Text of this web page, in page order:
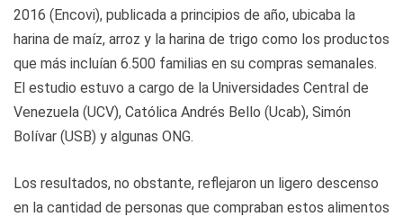
2016 (Encovi), publicada a principios de año, ubicaba la
harina de maíz, arroz y la harina de trigo como los productos
que más incluían 6.500 familias en su compras semanales.
El estudio estuvo a cargo de la Universidades Central de
Venezuela (UCV), Católica Andrés Bello (Ucab), Simón
Bolívar (USB) y algunas ONG.
Los resultados, no obstante, reflejaron un ligero descenso
en la cantidad de personas que compraban estos alimentos